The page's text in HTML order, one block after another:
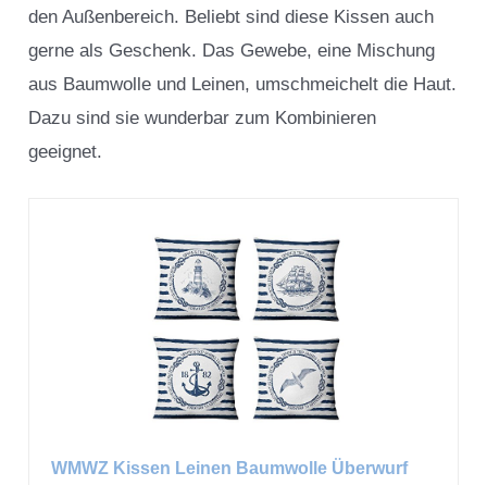
den Außenbereich. Beliebt sind diese Kissen auch
gerne als Geschenk. Das Gewebe, eine Mischung
aus Baumwolle und Leinen, umschmeichelt die Haut.
Dazu sind sie wunderbar zum Kombinieren
geeignet.
WMWZ Kissen Leinen Baumwolle Überwurf